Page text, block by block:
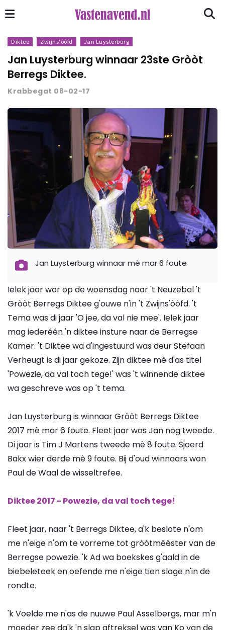
Diktee Zwijns'òòfd Jan Luysterburg
Jan Luysterburg winnaar 23ste Gròòt
Berregs Diktee.
Krabbegat 08-02-17
Jan Luysterburg winnaar mè mar 6 foute
Ielek jaar wor op de woensdag naar 't Neuzebal 't
Gròòt Berregs Diktee g'ouwe n'in 't Zwijns'òòfd. 't
Tema was di jaar 'O jee, da val nie mee'. Ielek jaar
mag iederéén 'n diktee insture naar de Berregse
Kamer. 't Diktee wa d'ingestuurd was deur Stefaan
Verheugt is di jaar gekoze. Zijn diktee mè d'as titel
'Powezie, da val toch tege!' was 't winnende diktee
wa geschreve was op 't tema.
Jan Luysterburg is winnaar Gròòt Berregs Diktee
2017 mè mar 6 foute. Fleet jaar was Jan nog tweede.
Di jaar is Tim J Martens tweede mè 8 foute. Sjoerd
Bakx wier derde mè 9 foute. Bij d'oud winnaars won
Paul de Waal de wisseltrefee.
Diktee 2017 - Powezie, da val toch tege!
Fleet jaar, naar 't Berregs Diktee, a'k beslote n'om
me n'eige n'om te vorreme tot gròòtmééster van de
Berregse powezie. 'k Ad wa boekskes g'aald in de
biebeleteek en oefende me n'eige tien slage n'in de
rondte.
'k Voelde me n'as de nuuwe Paul Asselbergs, mar m'n
moeder zee da'k 'n slap aftreksel was van Ko van de